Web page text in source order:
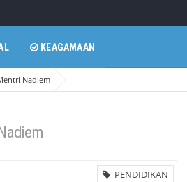
KEAGAMAAN
Nadiem
PENDIDIKAN